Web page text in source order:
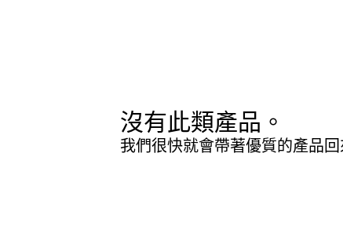
沒有此類產品。
我們很快就會帶著優質的產品